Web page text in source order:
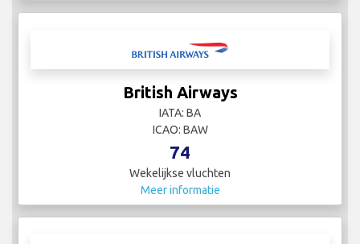
British Airways
IATA: BA
ICAO: BAW
74
Wekelijkse vluchten
Meer informatie